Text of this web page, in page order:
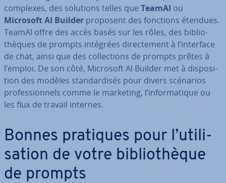
complexes, des solutions telles que TeamAI ou
Microsoft AI Builder proposent des fonctions étendues.
TeamAI offre des accès basés sur les rôles, des bi­blio­
thèques de prompts intégrées di­rec­te­ment à l’interface
de chat, ainsi que des col­lec­tions de prompts prêtes à
l’emploi. De son côté, Microsoft AI Builder met à dis­po­si­
tion des modèles stan­dar­di­sés pour divers scénarios
pro­fes­sion­nels comme le marketing, l’in­for­ma­tique ou
les flux de travail internes.
Bonnes pratiques pour l’uti­li­
sa­tion de votre bi­blio­thèque
de prompts